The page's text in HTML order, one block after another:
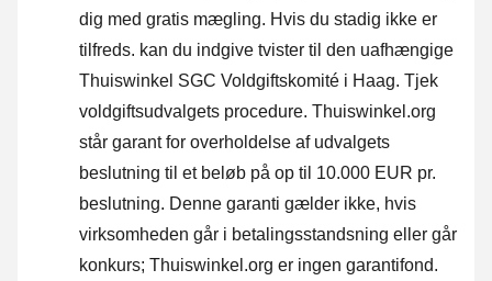
dig med gratis mægling. Hvis du stadig ikke er
tilfreds. kan du indgive tvister til den uafhængige
Thuiswinkel SGC Voldgiftskomité i Haag. Tjek
voldgiftsudvalgets procedure. Thuiswinkel.org
står garant for overholdelse af udvalgets
beslutning til et beløb på op til 10.000 EUR pr.
beslutning. Denne garanti gælder ikke, hvis
virksomheden går i betalingsstandsning eller går
konkurs; Thuiswinkel.org er ingen garantifond.